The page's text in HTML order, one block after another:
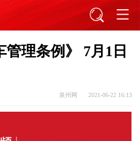
管理条例》 7月1日
泉州网 2021-06-22 16:13